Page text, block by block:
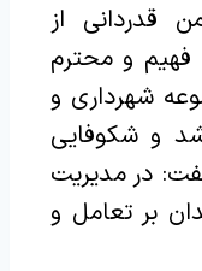
قدردانی از
و محترم
شهرداری و
و شکوفایی
در مدیریت
بر تعامل و